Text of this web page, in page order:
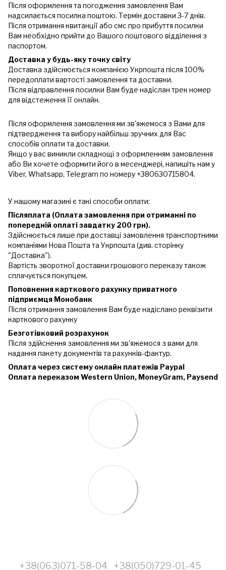
Після оформлення та погодження замовлення Вам
надсилається посилка поштою. Термін доставки 3-7 днів.
Після отримання квитанції або смс про прибуття посилки
Вам необхідно прийти до Вашого поштового відділення з
паспортом.
Доставка у будь-яку точку світу
Доставка здійснюється компанією Укрпошта після 100%
передоплати вартості замовлення та доставки.
Після відправлення посилки Вам буде надіслан трек номер
для відстеження її онлайн.
Після оформлення замовлення ми зв'яжемося з Вами для
підтвердження та вибору найбільш зручних для Вас
способів оплати та доставки.
Якщо у вас виникли складнощі з оформленням замовлення
або Ви хочете оформити його в месенджері, напишіть нам у
Viber, Whatsapp, Telegram по номеру +380630715804.
У нашому магазині є такі способи оплати:
Післяплата (Оплата замовлення при отриманні по
попередній оплаті завдатку 200 грн).
Здійснюється лише при доставці замовлення транспортними
компаніями Нова Пошта та Укрпошта (див. сторінку
"Доставка").
Вартість зворотної доставки грошового переказу також
сплачується покупцем.
Поповнення карткового рахунку приватного
підприємця Монобанк
Після отримання замовлення Вам буде надіслано реквізити
карткового рахунку
Безготівковий розрахунок
Після здійснення замовлення ми зв'яжемося з вами для
надання пакету документів та рахунків-фактур.
Оплата через систему онлайн платежів Paypal
Оплата переказом Western Union, MoneyGram, Paysend
+38(063)071-58-04 +38(050)729-01-45